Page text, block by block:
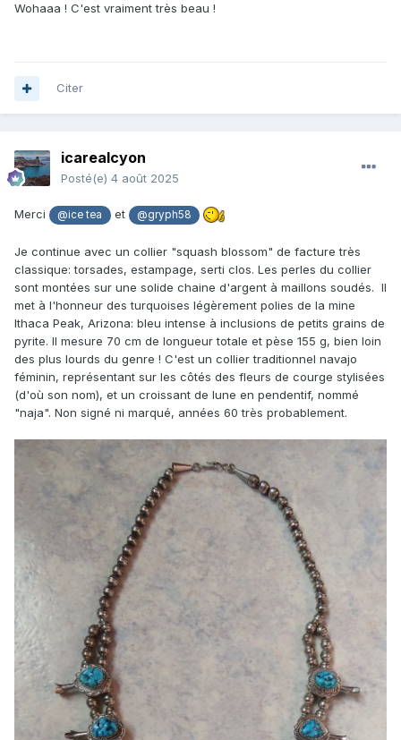
Wohaaa ! C'est vraiment très beau !
Citer
icarealcyon
Posté(e) 4 août 2025
Merci @ice tea et @gryph58
Je continue avec un collier "squash blossom" de facture très
classique: torsades, estampage, serti clos. Les perles du collier
sont montées sur une solide chaine d'argent à maillons soudés. Il
met à l'honneur des turquoises légèrement polies de la mine
Ithaca Peak, Arizona: bleu intense à inclusions de petits grains de
pyrite. Il mesure 70 cm de longueur totale et pèse 155 g, bien loin
des plus lourds du genre ! C'est un collier traditionnel navajo
féminin, représentant sur les côtés des fleurs de courge stylisées
(d'où son nom), et un croissant de lune en pendentif, nommé
"naja". Non signé ni marqué, années 60 très probablement.